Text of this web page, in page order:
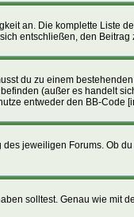
an. Die komplette Liste
entschließen, den
du zu einem
(außer es handelt
entweder den BB-Code
jeweiligen Forums. Ob
solltest. Genau wie mit